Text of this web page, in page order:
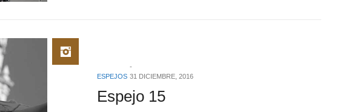
ESPEJOS 31 DICIEMBRE, 2016
Espejo 15